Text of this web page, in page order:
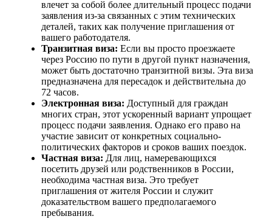
влечет за собой более длительный процесс подачи
заявления из-за связанных с этим технических
деталей, таких как получение приглашения от
вашего работодателя.
Транзитная виза: Если вы просто проезжаете
через Россию по пути в другой пункт назначения,
может быть достаточно транзитной визы. Эта виза
предназначена для пересадок и действительна до
72 часов.
Электронная виза: Доступный для граждан
многих стран, этот ускоренный вариант упрощает
процесс подачи заявления. Однако его право на
участие зависит от конкретных социально-
политических факторов и сроков ваших поездок.
Частная виза: Для лиц, намеревающихся
посетить друзей или родственников в России,
необходима частная виза. Это требует
приглашения от жителя России и служит
доказательством вашего предполагаемого
пребывания.